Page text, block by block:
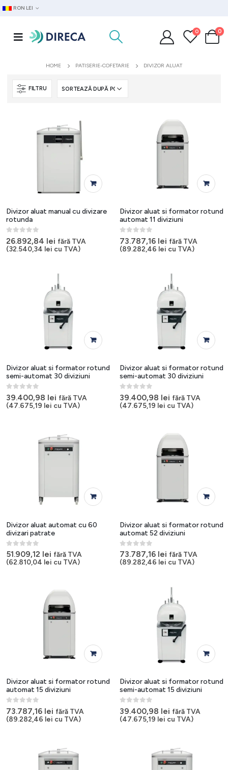
RON LEI
0 0
HOME PATISERIE-COFETARIE DIVIZOR ALUAT
FILTRU
Divizor aluat manual cu divizare
rotunda
0out of 5
26.892,84 lei fără TVA
(32.540,34 lei cu TVA)
Divizor aluat si formator rotund
automat 11 diviziuni
0out of 5
73.787,16 lei fără TVA
(89.282,46 lei cu TVA)
Divizor aluat si formator rotund
semi-automat 30 diviziuni
0out of 5
39.400,98 lei fără TVA
(47.675,19 lei cu TVA)
Divizor aluat si formator rotund
semi-automat 30 diviziuni
0out of 5
39.400,98 lei fără TVA
(47.675,19 lei cu TVA)
Divizor aluat automat cu 60
divizari patrate
0out of 5
51.909,12 lei fără TVA
(62.810,04 lei cu TVA)
Divizor aluat si formator rotund
automat 52 diviziuni
0out of 5
73.787,16 lei fără TVA
(89.282,46 lei cu TVA)
Divizor aluat si formator rotund
automat 15 diviziuni
0out of 5
73.787,16 lei fără TVA
(89.282,46 lei cu TVA)
Divizor aluat si formator rotund
semi-automat 15 diviziuni
0out of 5
39.400,98 lei fără TVA
(47.675,19 lei cu TVA)